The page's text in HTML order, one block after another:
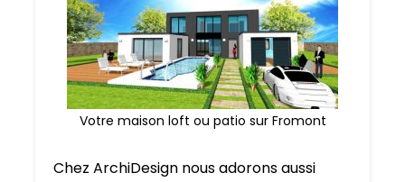
Votre maison loft ou patio sur Fromont
Chez ArchiDesign nous adorons aussi